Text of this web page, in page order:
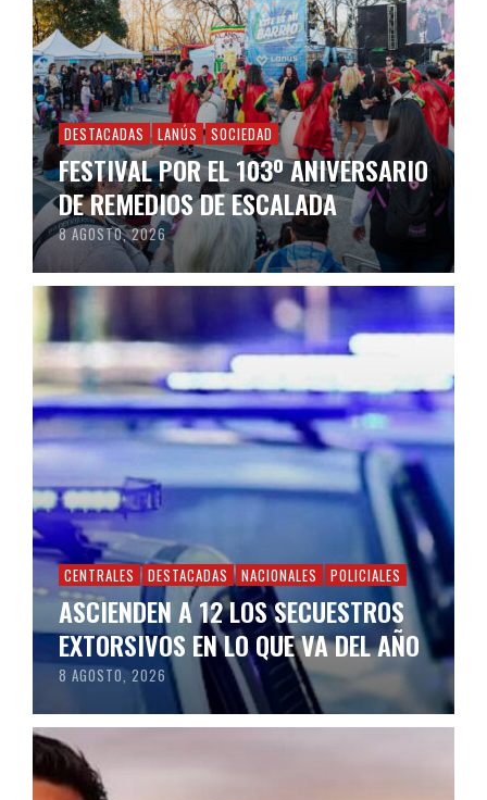
DESTACADAS LANÚS SOCIEDAD
FESTIVAL POR EL 103º ANIVERSARIO
DE REMEDIOS DE ESCALADA
8 AGOSTO, 2026
CENTRALES DESTACADAS NACIONALES POLICIALES
ASCIENDEN A 12 LOS SECUESTROS
EXTORSIVOS EN LO QUE VA DEL AÑO
8 AGOSTO, 2026